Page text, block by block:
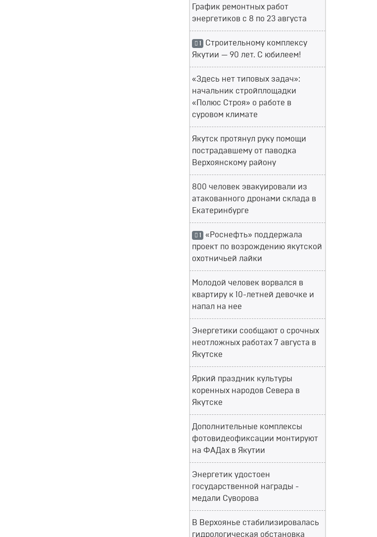
График ремонтных работ
энергетиков с 8 по 23 августа
1 Строительному комплексу
Якутии — 90 лет. С юбилеем!
«Здесь нет типовых задач»:
начальник стройплощадки
«Полюс Строя» о работе в
суровом климате
Якутск протянул руку помощи
пострадавшему от паводка
Верхоянскому району
800 человек эвакуировали из
атакованного дронами склада в
Екатеринбурге
1 «Роснефть» поддержала
проект по возрождению якутской
охотничьей лайки
Молодой человек ворвался в
квартиру к 10-летней девочке и
напал на нее
Энергетики сообщают о срочных
неотложных работах 7 августа в
Якутске
Яркий праздник культуры
коренных народов Севера в
Якутске
Дополнительные комплексы
фотовидеофиксации монтируют
на ФАДах в Якутии
Энергетик удостоен
государственной награды -
медали Суворова
В Верхоянье стабилизировалась
гидрологическая обстановка